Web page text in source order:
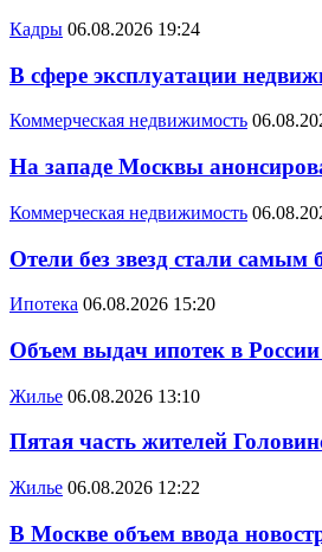
Кадры 06.08.2026 19:24
В сфере эксплуатации
Коммерческая недвижимость
На западе Москвы
Коммерческая недвижимость
Отели без звезд стали
Ипотека 06.08.2026 15:20
Объем выдач ипотек в
Жилье 06.08.2026 13:10
Пятая часть жителей
Жилье 06.08.2026 12:22
В Москве объем ввода